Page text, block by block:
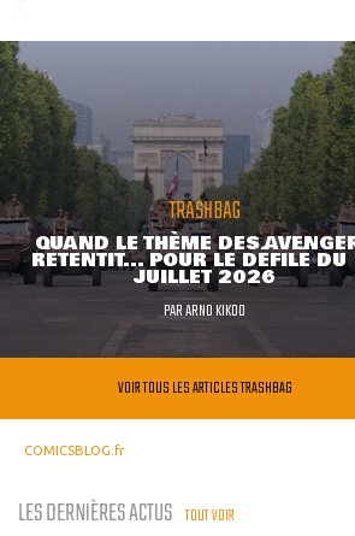
TRASHBAG
QUAND LE THÈME DES
RETENTIT... POUR LE DÉFILÉ
JUILLET 2026
PARARNO KIKOO
VOIR TOUS LES ARTICLES TRASHBAG
COMICSBLOG.fr
LES DERNIÈRES ACTUS TOUT VOIR